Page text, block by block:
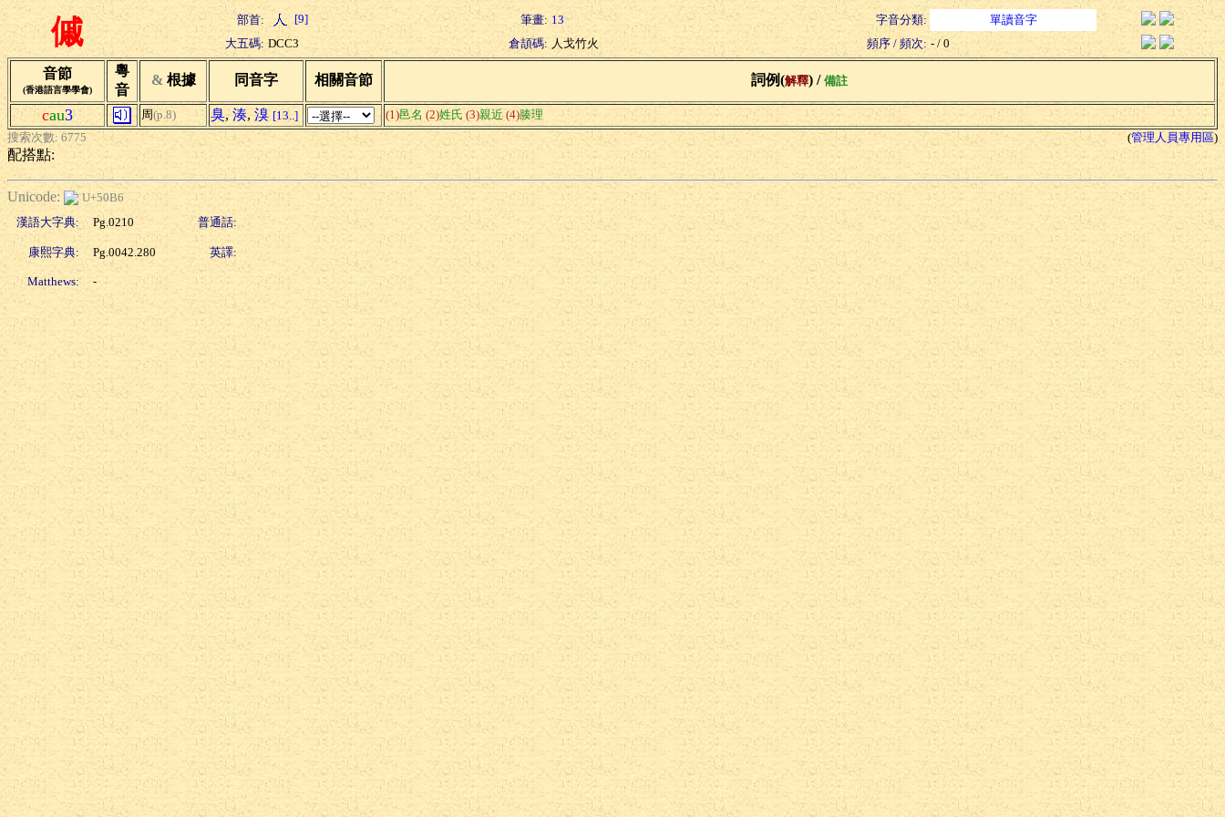
傶 部首: [9] 筆畫: 13 字音分類:
單讀音字
大五碼: DCC3 倉頡碼: 人戈竹火 頻序 / 頻次: - / 0
音節
(香港語言學學會)
粵
音
& 根據 同音字 相關音節 詞例(解釋) / 備註
cau3 周(p.8) 臭, 湊, 溴 [13..] (1)邑名 (2)姓氏 (3)親近 (4)腠理
搜索次數: 6775
(管理人員專用區)
配搭點:
Unicode:
U+50B6
漢語大字典:
Pg.0210 普通話:
康熙字典: Pg.0042.280 英譯:
Matthews: -